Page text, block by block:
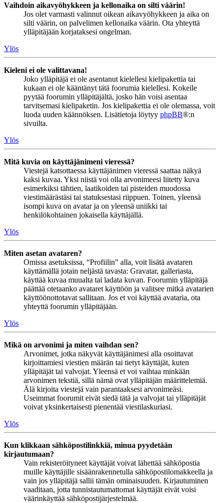
Vaihdoin aikavyöhykkeen ja kellonaika on silti väärin!
Jos olet varmasti valinnut oikean aikavyöhykkeen ja aika on
silti väärin, on palvelimen kellonaika väärin. Ota yhteyttä
ylläpitäjään korjataksesi ongelman.
Ylös
Kieleni ei ole valittavana!
Joko ylläpitäjä ei ole asentanut kielellesi kielipakettia tai
kukaan ei ole kääntänyt tätä foorumia kielellesi. Kokeile
pyytää foorumin ylläpitäjältä, josko hän voisi asentaa
tarvitsemasi kielipaketin. Jos kielipakettia ei ole olemassa, voit
luoda uuden käännöksen. Lisätietoja löytyy phpBB®:n
sivuilta.
Ylös
Mitä kuvia on käyttäjänimeni vieressä?
Viestejä katsottaessa käyttäjänimen vieressä saattaa näkyä
kaksi kuvaa. Yksi niistä voi olla arvonimeesi liitetty kuva
esimerkiksi tähtien, laatikoiden tai pisteiden muodossa
viestimäärästäsi tai statuksestasi riippuen. Toinen, yleensä
isompi kuva on avatar ja on yleensä uniikki tai
henkilökohtainen jokaisella käyttäjällä.
Ylös
Miten asetan avataren?
Omissa asetuksissa, “Profiilin” alla, voit lisätä avataren
käyttämällä jotain neljästä tavasta: Gravatar, galleriasta,
käyttää kuvaa muualta tai ladata kuvan. Foorumin ylläpitäjä
päättää otetaanko avataret käyttöön ja valitsee mitkä avatarien
käyttöönottotavat sallitaan. Jos et voi käyttää avataria, ota
yhteyttä foorumin ylläpitäjään.
Ylös
Mikä on arvonimi ja miten vaihdan sen?
Arvonimet, jotka näkyvät käyttäjänimesi alla osoittavat
kirjoittamiesi viestien määrän tai tietyt käyttäjät, kuten
ylläpitäjät tai valvojat. Yleensä et voi vaihtaa minkään
arvonimen tekstiä, sillä nämä ovat ylläpitäjän määrittelemiä.
Älä kirjoita viestejä vain parantaaksesi arvonimeäsi.
Useimmat foorumit eivät siedä tätä ja valvojat tai ylläpitäjät
voivat yksinkertaisesti pienentää viestilaskuriasi.
Ylös
Kun klikkaan sähköpostilinkkiä, minua pyydetään
kirjautumaan?
Vain rekisteröityneet käyttäjät voivat lähettää sähköpostia
muille käyttäjille sisäänrakennetulla sähköpostilomakkeella ja
vain jos ylläpitäjä sallii tämän ominaisuuden. Kirjautuminen
vaaditaan, jotta tunnistautumattomat käyttäjät eivät voisi
väärinkäyttää sähköpostijärjestelmää.